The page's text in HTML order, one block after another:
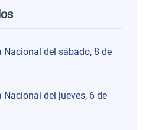
Nacional del sábado, 8 de
Nacional del jueves, 6 de